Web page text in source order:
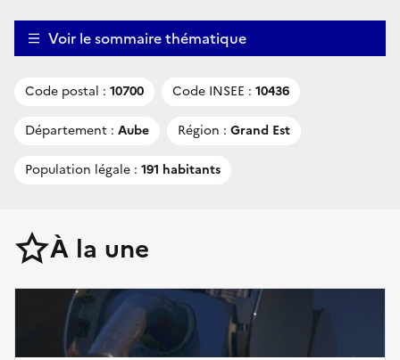
Voir le sommaire thématique
Code postal : 10700 Code INSEE : 10436
Département : Aube Région : Grand Est
Population légale : 191 habitants
À la une